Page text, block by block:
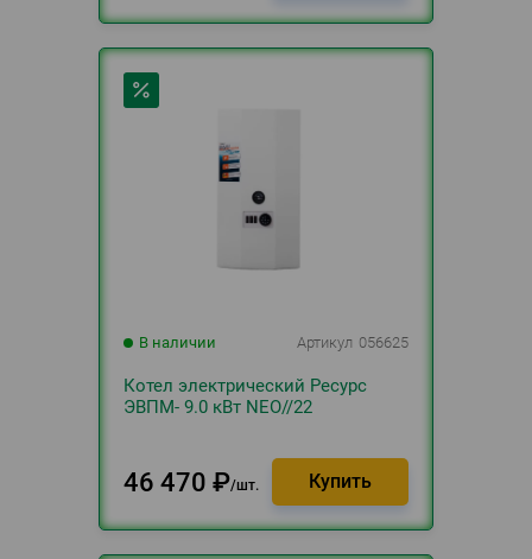
В наличии Артикул 056625
Котел электрический Ресурс
ЭВПМ- 9.0 кВт NEO//22
46 470 ₽ шт.